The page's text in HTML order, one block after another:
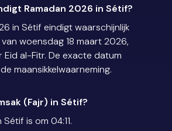
Ramadan 2026 in Sétif?
in Sétif eindigt waarschijnlijk
woensdag 18 maart 2026,
al-Fitr. De exacte datum
maansikkelwaarneming.
(Fajr) in Sétif?
Sétif is om 04:11.